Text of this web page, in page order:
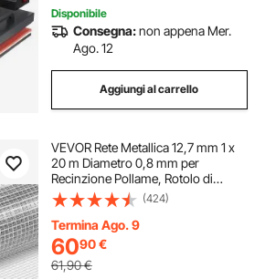
Disponibile
Consegna:non appena Mer.
Ago. 12
Aggiungi al carrello
VEVOR Rete Metallica 12,7 mm 1 x
20 m Diametro 0,8 mm per
Recinzione Pollame, Rotolo di
Griglia Zincata a Caldo Dopo
Saldatura, per Animali di Piccola
Taglia Piante da Giardino Supporti
per Gabbie
(424)
Termina Ago. 9
6090€
61,90€